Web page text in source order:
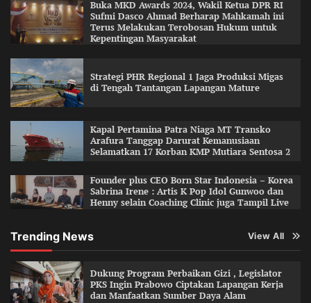
Buka MKD Awards 2024, Wakil Ketua DPR RI
Sufmi Dasco Ahmad Berharap Mahkamah ini
Terus Melakukan Terobosan Hukum untuk
Kepentingan Masyarakat
Strategi PHR Regional 1 Jaga Produksi Migas
di Tengah Tantangan Lapangan Mature
Kapal Pertamina Patra Niaga MT Transko
Arafura Tanggap Darurat Kemanusiaan
Selamatkan 17 Korban KMP Mutiara Sentosa 2
Founder plus CEO Born Star Indonesia – Korea
Sabrina Irene : Artis K Pop Idol Gunwoo dan
Henny selain Coaching Clinic juga Tampil Live
Trending News View All
Dukung Program Perbaikan Gizi , Legislator
PKS Ingin Prabowo Ciptakan Lapangan Kerja
dan Manfaatkan Sumber Daya Alam